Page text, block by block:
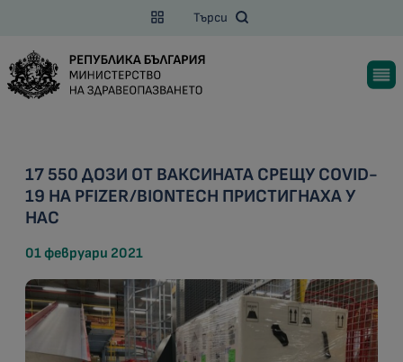
Търси
17 550 ДОЗИ ОТ ВАКСИНАТА СРЕЩУ COVID-
19 НА PFIZER/BIONTECH ПРИСТИГНАХА У
НАС
01 февруари 2021